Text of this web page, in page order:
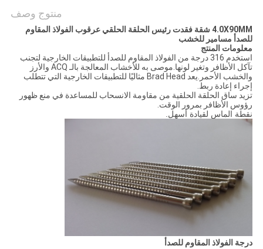
منتوج وصف
4.0X90MM شقة فقدت رئيس الحلقة الحلقي عرقوب الفولاذ المقاوم
للصدأ مسامير للخشب
معلومات المنتج
استخدم 316 درجة من الفولاذ المقاوم للصدأ للتطبيقات الخارجية لتجنب
تآكل الأظافر وتغير لونها.موصى به للأخشاب المعالجة بالـ ACQ والأرز
والخشب الأحمر.يعد Brad Head مثاليًا للتطبيقات الخارجية التي تتطلب
إجراء إعادة ربط.
تزيد ساق الحلقة الحلقية من مقاومة الانسحاب للمساعدة في منع ظهور
رؤوس الأظافر بمرور الوقت.
نقطة الماس لقيادة أسهل.
درجة الفولاذ المقاوم للصدأ